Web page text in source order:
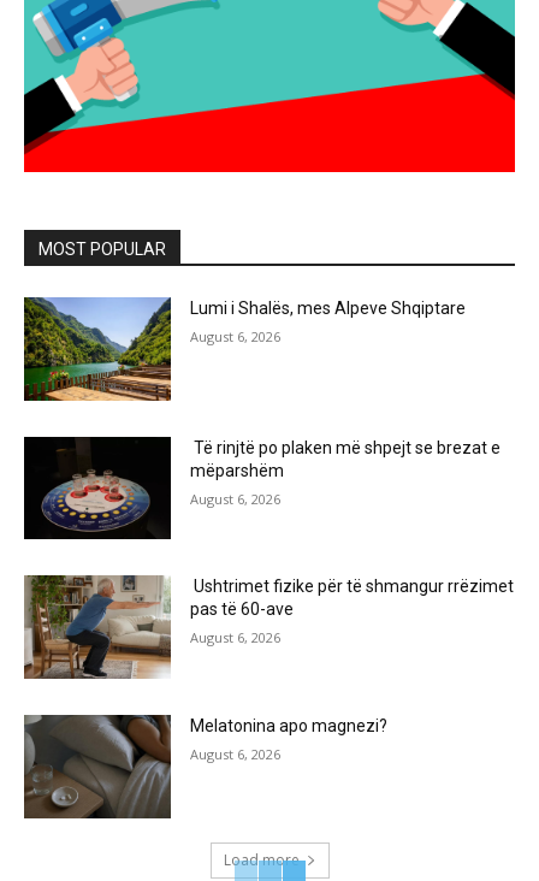
MOST POPULAR
Lumi i Shalës, mes Alpeve Shqiptare
August 6, 2026
Të rinjtë po plaken më shpejt se brezat e
mëparshëm
August 6, 2026
Ushtrimet fizike për të shmangur rrëzimet
pas të 60-ave
August 6, 2026
Melatonina apo magnezi?
August 6, 2026
Load more